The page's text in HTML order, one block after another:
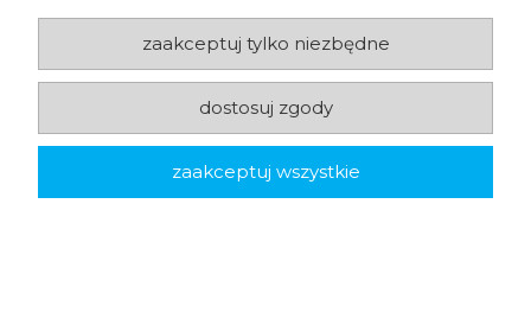
obejmuje wyłącznie produkty spełniające najwyższe
normy higieny i bezpieczeństwa w kontakcie z
żywnością (atest BPA-free, oznaczenia „food safe”).
Szeroki wybór materiałów i typów
Bez względu na to, czy potrzebujesz gąbki do
zaakceptuj tylko niezbędne
dostosuj zgody
zaakceptuj wszystkie